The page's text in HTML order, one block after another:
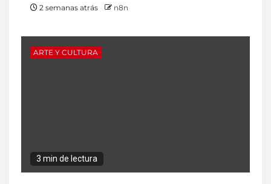
2 semanas atrás n8n
ARTE Y CULTURA
3 min de lectura